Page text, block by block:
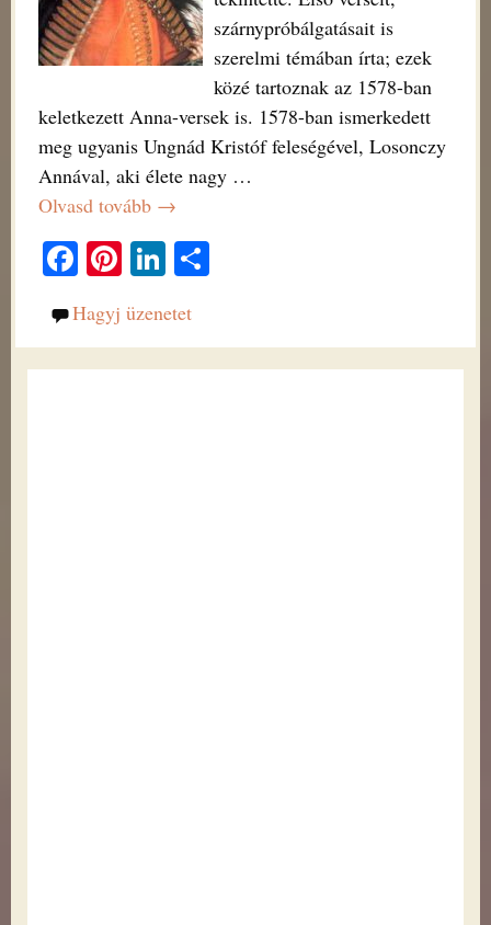
szárnypróbálgatásait is
szerelmi témában írta; ezek
közé tartoznak az 1578-ban
keletkezett Anna-versek is. 1578-ban ismerkedett
meg ugyanis Ungnád Kristóf feleségével, Losonczy
Annával, aki élete nagy …
Olvasd tovább →
Fa
bo
ok
Pi
er
es
Li
ed
In m
Hagyj üzenetet